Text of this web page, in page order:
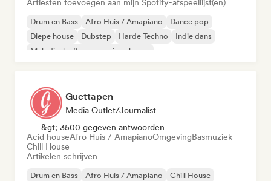
Artiesten toevoegen aan mijn Spotify-afspeellijst(en)
Drum en Bass Afro Huis / Amapiano
Dance pop
Diepe house
Dubstep Harde Techno
Indie dans
Melodische & progressieve house
Guettapen
Media Outlet/Journalist
&gt; 3500 gegeven antwoorden
Acid houseAfro Huis / AmapianoOmgevingBasmuziek
Chill House
Artikelen schrijven
Drum en Bass Afro Huis / Amapiano
Chill House